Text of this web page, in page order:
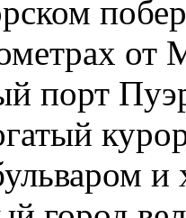
от
порт